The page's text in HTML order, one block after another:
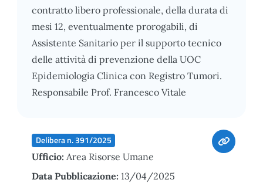
contratto libero professionale, della durata di
mesi 12, eventualmente prorogabili, di
Assistente Sanitario per il supporto tecnico
delle attività di prevenzione della UOC
Epidemiologia Clinica con Registro Tumori.
Responsabile Prof. Francesco Vitale
Delibera n. 391/2025
Ufficio: Area Risorse Umane
Data Pubblicazione: 13/04/2025